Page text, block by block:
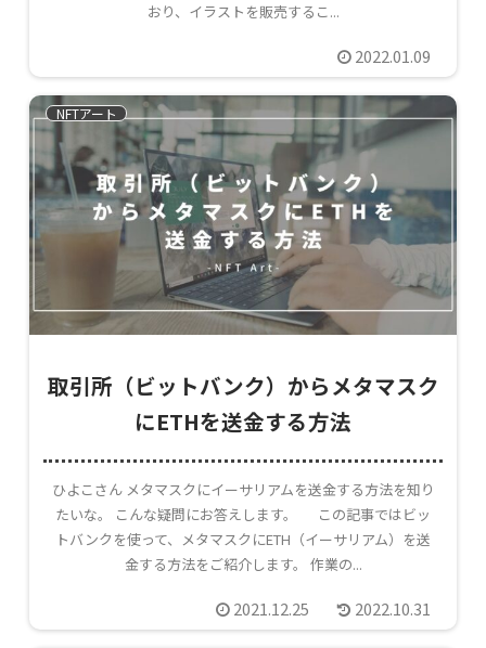
おり、イラストを販売するこ...
2022.01.09
NFTアート
取引所（ビットバンク）からメタマスク
にETHを送金する方法
ひよこさん メタマスクにイーサリアムを送金する方法を知り
たいな。 こんな疑問にお答えします。 この記事ではビッ
トバンクを使って、メタマスクにETH（イーサリアム）を送
金する方法をご紹介します。 作業の...
2021.12.25 2022.10.31